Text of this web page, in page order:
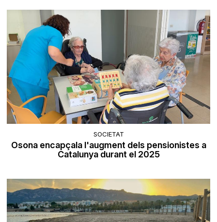
SOCIETAT
Osona encapçala l'augment dels pensionistes a
Catalunya durant el 2025